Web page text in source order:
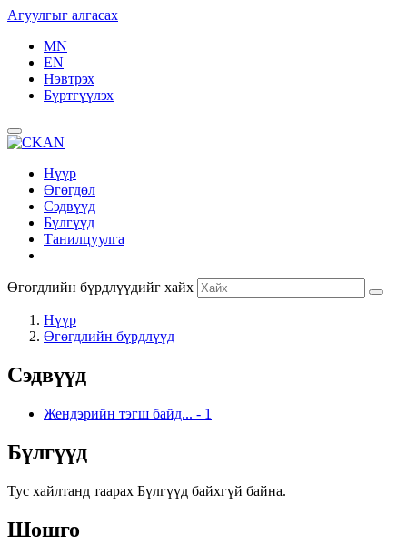
Агуулгыг алгасах
MN
EN
Нэвтрэх
Бүртгүүлэх
Нүүр
Өгөгдөл
Сэдвүүд
Бүлгүүд
Танилцуулга
Өгөгдлийн бүрдлүүдийг хайх
Нүүр
Өгөгдлийн бүрдлүүд
Сэдвүүд
Жендэрийн тэгш байд... - 1
Бүлгүүд
Тус хайлтанд таарах Бүлгүүд байхгүй байна.
Шошго